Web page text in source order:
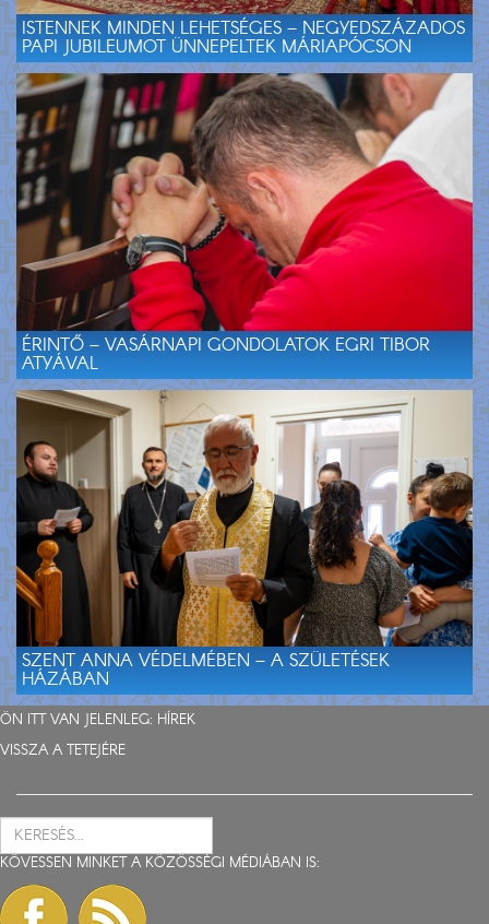
ISTENNEK MINDEN LEHETSÉGES – NEGYEDSZÁZADOS
PAPI JUBILEUMOT ÜNNEPELTEK MÁRIAPÓCSON
ÉRINTŐ – VASÁRNAPI GONDOLATOK EGRI TIBOR
ATYÁVAL
SZENT ANNA VÉDELMÉBEN – A SZÜLETÉSEK
HÁZÁBAN
ÖN ITT VAN JELENLEG: HÍREK
VISSZA A TETEJÉRE
KÖVESSEN MINKET A KÖZÖSSÉGI MÉDIÁBAN IS: